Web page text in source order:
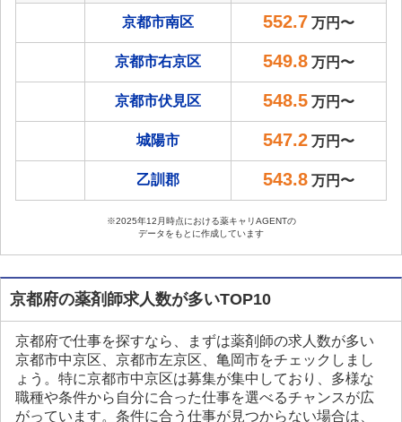
京都市南区 552.7 万円〜
京都市右京区 549.8 万円〜
京都市伏見区 548.5 万円〜
城陽市 547.2 万円〜
乙訓郡 543.8 万円〜
※2025年12月時点における薬キャリAGENTの
データをもとに作成しています
京都府の薬剤師求人数が多いTOP10
京都府で仕事を探すなら、まずは薬剤師の求人数が多い
京都市中京区、京都市左京区、亀岡市をチェックしまし
ょう。特に京都市中京区は募集が集中しており、多様な
職種や条件から自分に合った仕事を選べるチャンスが広
がっています。条件に合う仕事が見つからない場合は、